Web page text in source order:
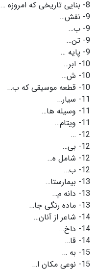
8- بنایی تاریخی که امروزه …
9- نقش…
9- ب…
9- تن…
9- پایه …
10- ابر…
10- ش…
10- قطعه موسیقی که ب…
11- سیار…
11- وسیله ها…
11- ویتام…
12-
…
12- بی…
12- شامل ه…
12- ب…
13- بیمارستا…
13- دانه م…
13- ماده رنگی جا…
14- شاعر از آنان…
14- داخ…
14- قا…
15- به …
15- نوعی مکان ا…